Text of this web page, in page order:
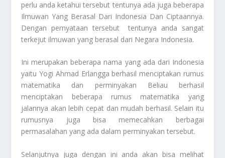
perlu anda ketahui tersebut tentunya ada juga beberapa
Ilmuwan Yang Berasal Dari Indonesia Dan Ciptaannya.
Dengan pernyataan tersebut tentunya anda sangat
terkejut ilmuwan yang berasal dari Negara Indonesia.
Ini merupakan beberapa nama yang ada dari Indonesia
yaitu Yogi Ahmad Erlangga berhasil menciptakan rumus
matematika dan perminyakan Beliau berhasil
menciptakan beberapa rumus matematika yang
jalannya akan lebih cepat dan mudah berhasil. Selain itu
rumusnya juga bisa memecahkan berbagai
permasalahan yang ada dalam perminyakan tersebut.
Selanjutnya juga dengan ini anda akan bisa melihat